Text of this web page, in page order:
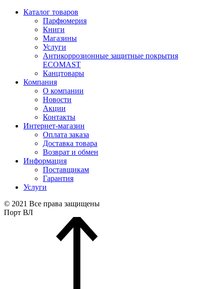
Каталог товаров
Парфюмерия
Книги
Магазины
Услуги
Антикоррозионные защитные покрытия
ECOMAST
Канцтовары
Компания
О компании
Новости
Акции
Контакты
Интернет-магазин
Оплата заказа
Доставка товара
Возврат и обмен
Информация
Поставщикам
Гарантия
Услуги
© 2021 Все права защищены
Порт ВЛ